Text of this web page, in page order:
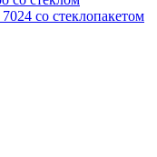
со стеклопакетом